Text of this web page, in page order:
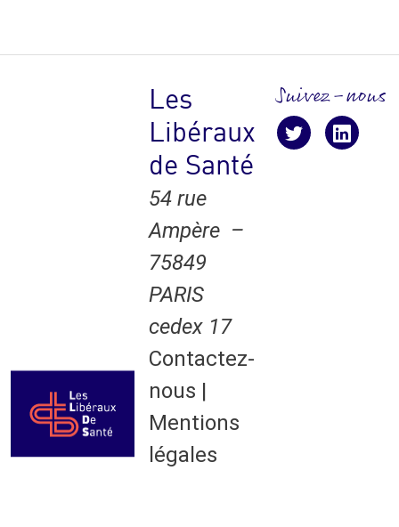
Les
Libéraux
de Santé
54 rue
Ampère –
75849
PARIS
cedex 17
Contactez-
nous |
Mentions
légales
Suivez-nous
Suivez-nous !
suivez-